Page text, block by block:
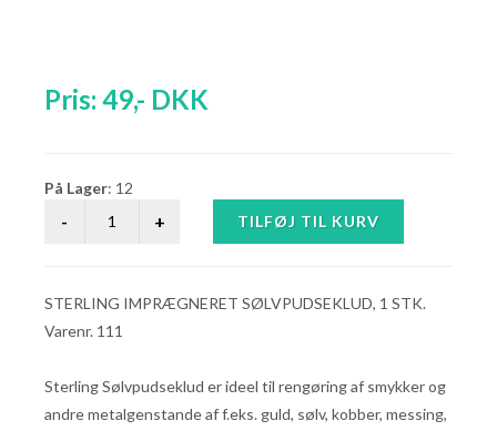
Pris: 49,- DKK
På Lager: 12
STERLING IMPRÆGNERET SØLVPUDSEKLUD, 1 STK.
Varenr. 111
Sterling Sølvpudseklud er ideel til rengøring af smykker og
andre metalgenstande af f.eks. guld, sølv, kobber, messing,